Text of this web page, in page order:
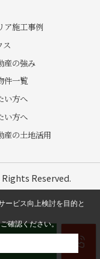
ア施工事例
ス
産の強み
件一覧
い方へ
い方へ
産の土地活用
Reserved.
ービス向上検討を目的と
確認ください。